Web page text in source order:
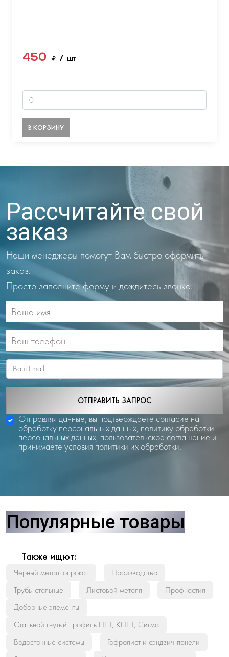
450 ₽ / шт
В КОРЗИНУ
Рассчитайте свой
заказ
Наши менеджеры помогут Вам быстро оформить
заказ.
Просто заполните форму и дождитесь звонка.
ОТПРАВИТЬ ЗАПРОС
Отправляя данные, вы подтверждаете согласие на
обработку персональных данных, политику обработки
персональных данных, пользовательское соглашение и
принимаете условия политики их обработки.
Популярные товары
Также ищют:
Черный металлопрокат
Производство
Трубы стальные
Листовой металл
Профнастил
Доборные элементы
Стальной гнутый профиль ПШ, КПШ, Сигма
Водосточные системы
Гофролист и сэндвич-панели